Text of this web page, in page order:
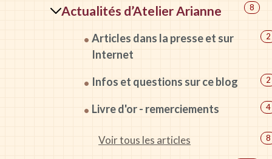
Actualités d’Atelier Arianne 8
Articles dans la presse et sur
Internet
2
Infos et questions sur ce blog 2
Livre d'or - remerciements 4
Voir tous les articles 8